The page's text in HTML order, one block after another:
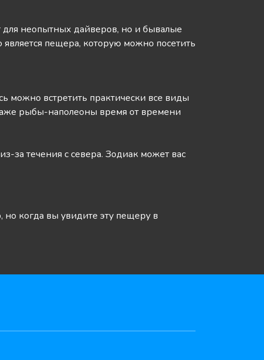
для неопытных дайверов, но и бывалые
пещера, которую можно посетить
можно встретить практически все виды
рыбы-наполеоны время от времени
за течения с севера. Зодиак может вас
когда вы увидите эту пещеру в